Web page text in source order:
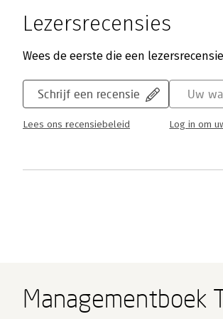
Lezersrecensies
Wees de eerste die een
Schrijf een recensie
Lees ons recensiebeleid
Uw
Log in om
Managementboek